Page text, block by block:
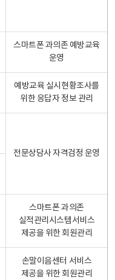
스마트폰 과의존 예방교육
운영
예방교육 실시현황조사를
위한 응답자 정보 관리
전문상담사 자격검정 운영
스마트폰 과의존
실적관리시스템서비스
제공을 위한 회원관리
손말이음센터 서비스
제공을 위한 회원관리